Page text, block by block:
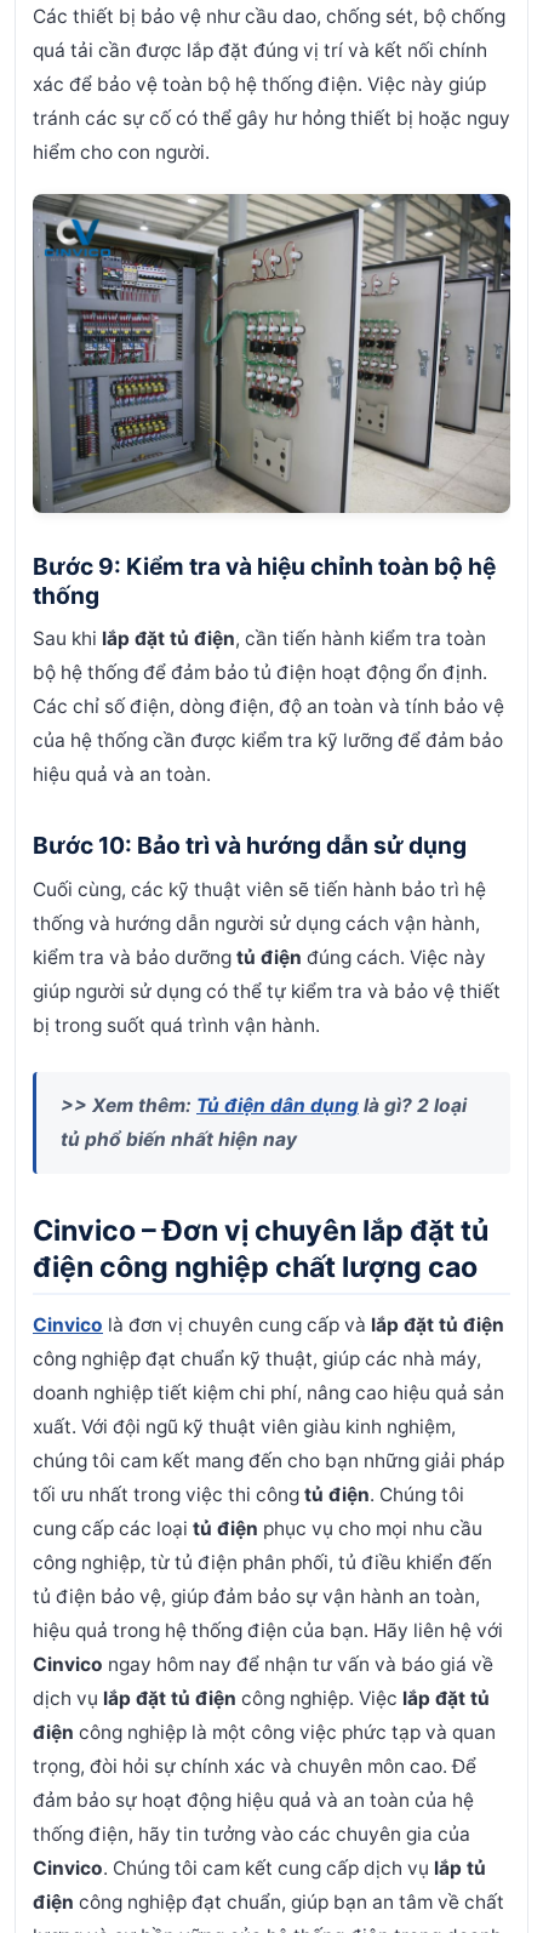
Các thiết bị bảo vệ như cầu dao, chống sét, bộ chống
quá tải cần được lắp đặt đúng vị trí và kết nối chính
xác để bảo vệ toàn bộ hệ thống điện. Việc này giúp
tránh các sự cố có thể gây hư hỏng thiết bị hoặc nguy
hiểm cho con người.
Bước 9: Kiểm tra và hiệu chỉnh toàn bộ hệ
thống
Sau khi lắp đặt tủ điện, cần tiến hành kiểm tra toàn
bộ hệ thống để đảm bảo tủ điện hoạt động ổn định.
Các chỉ số điện, dòng điện, độ an toàn và tính bảo vệ
của hệ thống cần được kiểm tra kỹ lưỡng để đảm bảo
hiệu quả và an toàn.
Bước 10: Bảo trì và hướng dẫn sử dụng
Cuối cùng, các kỹ thuật viên sẽ tiến hành bảo trì hệ
thống và hướng dẫn người sử dụng cách vận hành,
kiểm tra và bảo dưỡng tủ điện đúng cách. Việc này
giúp người sử dụng có thể tự kiểm tra và bảo vệ thiết
bị trong suốt quá trình vận hành.
>> Xem thêm: Tủ điện dân dụng là gì? 2 loại
tủ phổ biến nhất hiện nay
Cinvico – Đơn vị chuyên lắp đặt tủ
điện công nghiệp chất lượng cao
Cinvico là đơn vị chuyên cung cấp và lắp đặt tủ điện
công nghiệp đạt chuẩn kỹ thuật, giúp các nhà máy,
doanh nghiệp tiết kiệm chi phí, nâng cao hiệu quả sản
xuất. Với đội ngũ kỹ thuật viên giàu kinh nghiệm,
chúng tôi cam kết mang đến cho bạn những giải pháp
tối ưu nhất trong việc thi công tủ điện. Chúng tôi
cung cấp các loại tủ điện phục vụ cho mọi nhu cầu
công nghiệp, từ tủ điện phân phối, tủ điều khiển đến
tủ điện bảo vệ, giúp đảm bảo sự vận hành an toàn,
hiệu quả trong hệ thống điện của bạn. Hãy liên hệ với
Cinvico ngay hôm nay để nhận tư vấn và báo giá về
dịch vụ lắp đặt tủ điện công nghiệp. Việc lắp đặt tủ
điện công nghiệp là một công việc phức tạp và quan
trọng, đòi hỏi sự chính xác và chuyên môn cao. Để
đảm bảo sự hoạt động hiệu quả và an toàn của hệ
thống điện, hãy tin tưởng vào các chuyên gia của
Cinvico. Chúng tôi cam kết cung cấp dịch vụ lắp tủ
điện công nghiệp đạt chuẩn, giúp bạn an tâm về chất